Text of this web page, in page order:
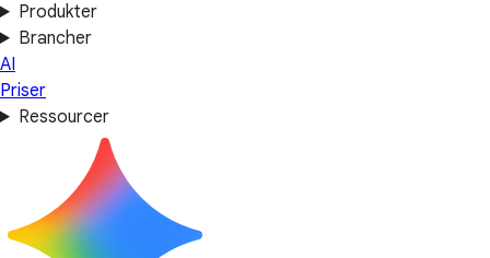
Produkter
Brancher
AI
Priser
Ressourcer